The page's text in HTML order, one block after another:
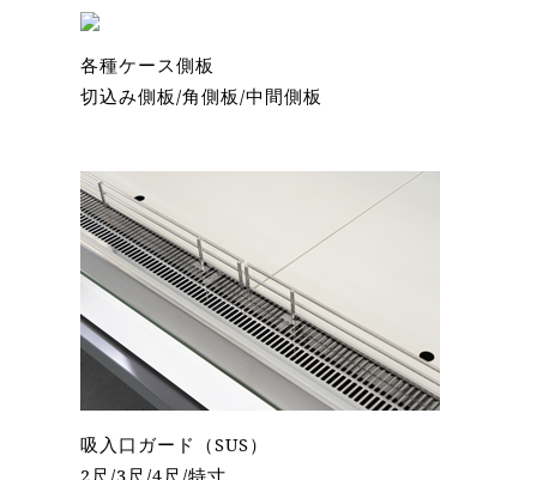
各種ケース側板
切込み側板/角側板/中間側板
吸入口ガード（SUS）
2尺/3尺/4尺/特寸